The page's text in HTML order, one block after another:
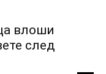
влоши
след